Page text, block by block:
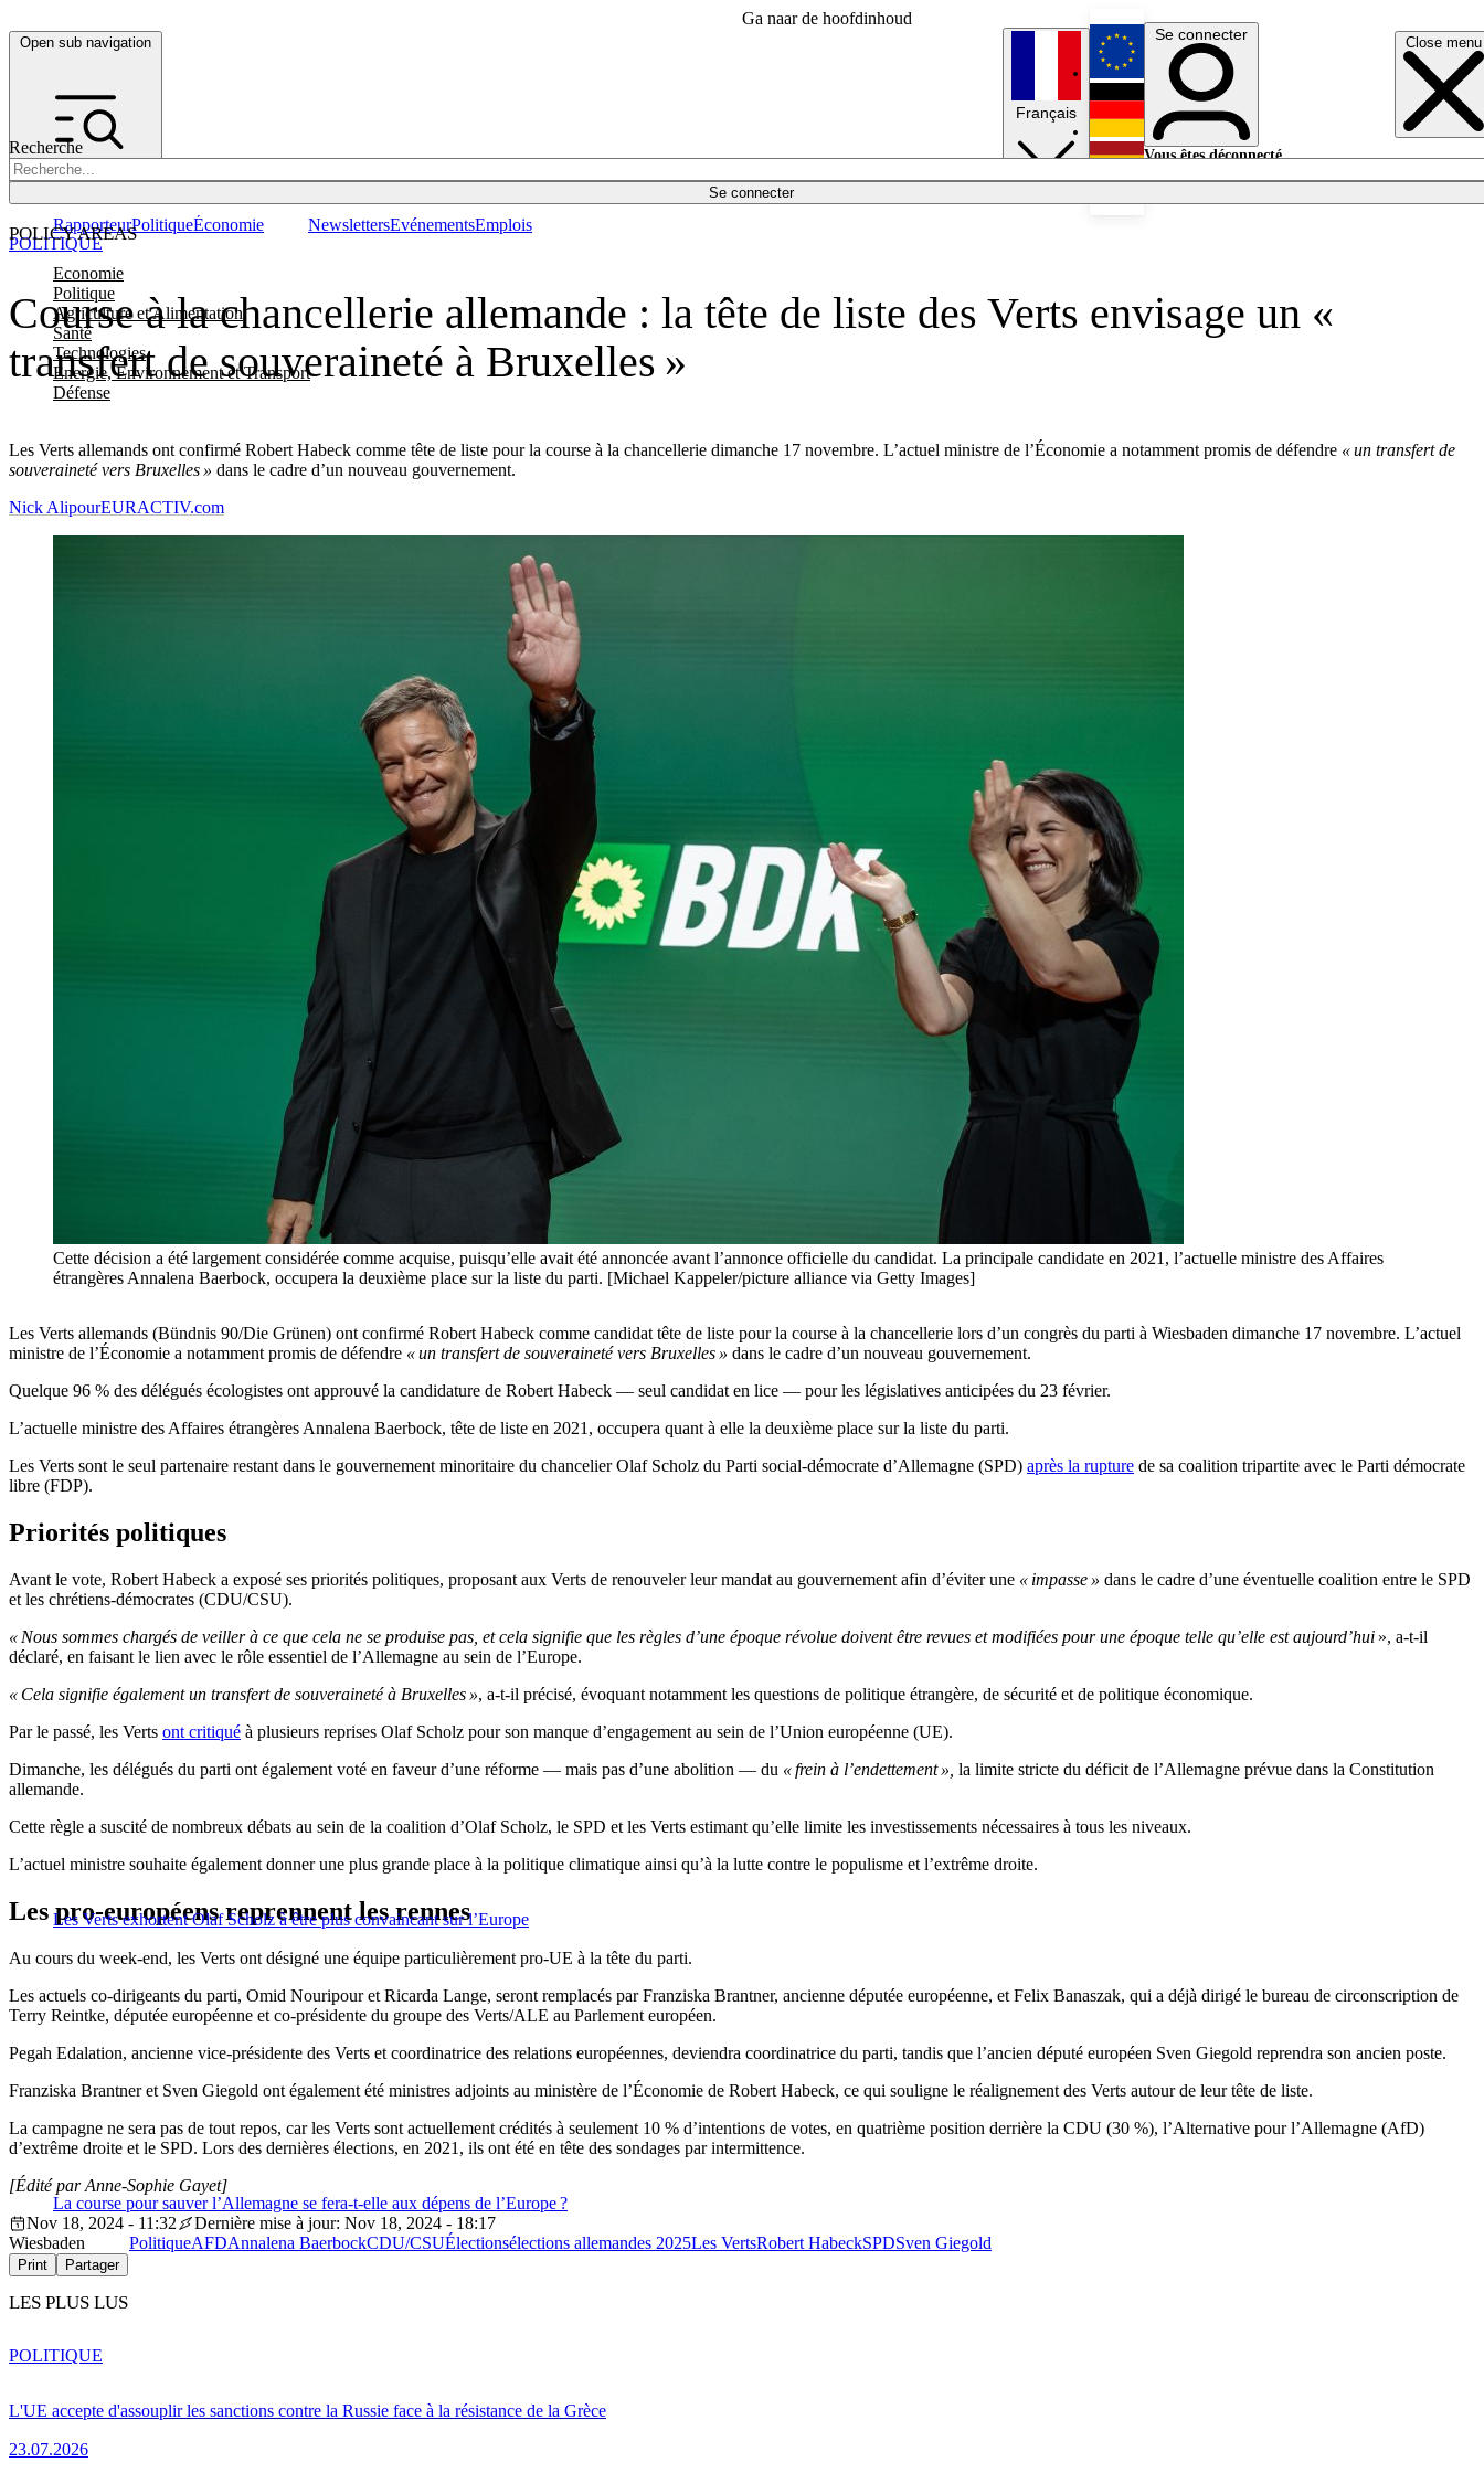
Ga naar de hoofdinhoud
Open sub navigation Close menu
Recherche
Se connecter
POLICY AREAS
Economie
Politique
Agriculture et Alimentation
Santé
Technologies
Energie, Environnement et Transport
Défense
RapporteurPolitiqueÉconomie NewslettersEvénementsEmplois
Français
English
Deutsch
Se connecter
Vous êtes déconnecté.
Course à la chancellerie allemande : la tête de liste des Verts envisage un «
transfert de souveraineté à Bruxelles »
Les Verts allemands ont confirmé Robert Habeck comme tête de liste pour la course à la chancellerie dimanche 17 novembre. L’actuel ministre de l’Économie a notamment promis de défendre « un transfert de
souveraineté vers Bruxelles » dans le cadre d’un nouveau gouvernement.
POLITIQUE
Nick AlipourEURACTIV.com
Cette décision a été largement considérée comme acquise, puisqu’elle avait été annoncée avant l’annonce officielle du candidat. La principale candidate en 2021, l’actuelle ministre des Affaires
étrangères Annalena Baerbock, occupera la deuxième place sur la liste du parti. [Michael Kappeler/picture alliance via Getty Images]
Les Verts allemands (Bündnis 90/Die Grünen) ont confirmé Robert Habeck comme candidat tête de liste pour la course à la chancellerie lors d’un congrès du parti à Wiesbaden dimanche 17 novembre. L’actuel
ministre de l’Économie a notamment promis de défendre « un transfert de souveraineté vers Bruxelles » dans le cadre d’un nouveau gouvernement.
Quelque 96 % des délégués écologistes ont approuvé la candidature de Robert Habeck — seul candidat en lice — pour les législatives anticipées du 23 février.
L’actuelle ministre des Affaires étrangères Annalena Baerbock, tête de liste en 2021, occupera quant à elle la deuxième place sur la liste du parti.
Les Verts sont le seul partenaire restant dans le gouvernement minoritaire du chancelier Olaf Scholz du Parti social-démocrate d’Allemagne (SPD) après la rupture de sa coalition tripartite avec le Parti démocrate
libre (FDP).
Priorités politiques
Avant le vote, Robert Habeck a exposé ses priorités politiques, proposant aux Verts de renouveler leur mandat au gouvernement afin d’éviter une « impasse » dans le cadre d’une éventuelle coalition entre le SPD
et les chrétiens-démocrates (CDU/CSU).
« Nous sommes chargés de veiller à ce que cela ne se produise pas, et cela signifie que les règles d’une époque révolue doivent être revues et modifiées pour une époque telle qu’elle est aujourd’hui », a-t-il
déclaré, en faisant le lien avec le rôle essentiel de l’Allemagne au sein de l’Europe.
« Cela signifie également un transfert de souveraineté à Bruxelles », a-t-il précisé, évoquant notamment les questions de politique étrangère, de sécurité et de politique économique.
Par le passé, les Verts ont critiqué à plusieurs reprises Olaf Scholz pour son manque d’engagement au sein de l’Union européenne (UE).
Dimanche, les délégués du parti ont également voté en faveur d’une réforme — mais pas d’une abolition — du « frein à l’endettement », la limite stricte du déficit de l’Allemagne prévue dans la Constitution
allemande.
Cette règle a suscité de nombreux débats au sein de la coalition d’Olaf Scholz, le SPD et les Verts estimant qu’elle limite les investissements nécessaires à tous les niveaux.
L’actuel ministre souhaite également donner une plus grande place à la politique climatique ainsi qu’à la lutte contre le populisme et l’extrême droite.
Les Verts exhortent Olaf Scholz à être plus convaincant sur l’Europe
Les pro-européens reprennent les rennes
Au cours du week-end, les Verts ont désigné une équipe particulièrement pro-UE à la tête du parti.
Les actuels co-dirigeants du parti, Omid Nouripour et Ricarda Lange, seront remplacés par Franziska Brantner, ancienne députée européenne, et Felix Banaszak, qui a déjà dirigé le bureau de circonscription de
Terry Reintke, députée européenne et co-présidente du groupe des Verts/ALE au Parlement européen.
Pegah Edalation, ancienne vice-présidente des Verts et coordinatrice des relations européennes, deviendra coordinatrice du parti, tandis que l’ancien député européen Sven Giegold reprendra son ancien poste.
Franziska Brantner et Sven Giegold ont également été ministres adjoints au ministère de l’Économie de Robert Habeck, ce qui souligne le réalignement des Verts autour de leur tête de liste.
La campagne ne sera pas de tout repos, car les Verts sont actuellement crédités à seulement 10 % d’intentions de votes, en quatrième position derrière la CDU (30 %), l’Alternative pour l’Allemagne (AfD)
d’extrême droite et le SPD. Lors des dernières élections, en 2021, ils ont été en tête des sondages par intermittence.
La course pour sauver l’Allemagne se fera-t-elle aux dépens de l’Europe ?
[Édité par Anne-Sophie Gayet]
Nov 18, 2024 - 11:32
Dernière mise à jour: Nov 18, 2024 - 18:17
Wiesbaden
PolitiqueAFDAnnalena BaerbockCDU/CSUÉlectionsélections allemandes 2025Les VertsRobert HabeckSPDSven Giegold
Print Partager
LES PLUS LUS
L'UE accepte d'assouplir les sanctions contre la Russie face à la résistance de la Grèce
23.07.2026
POLITIQUE